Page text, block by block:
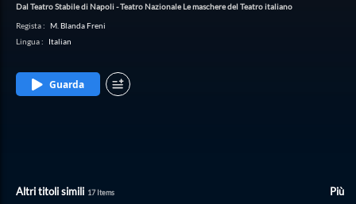
Dal Teatro Stabile di Napoli - Teatro Nazionale Le maschere del Teatro italiano
Regista: M. Blanda Freni
Lingua: Italian
Guarda
Altri titoli simili 17Items Più